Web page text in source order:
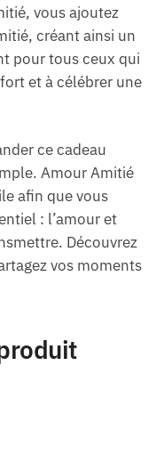
vous ajoutez
créant ainsi un
pour tous ceux qui
et à célébrer une
ce cadeau
Amour Amitié
afin que vous
: l’amour et
Découvrez
vos moments